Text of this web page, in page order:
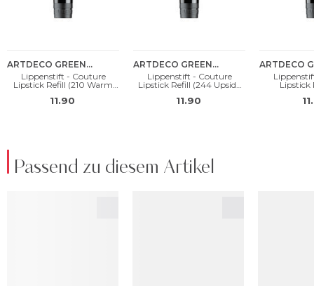
Passend zu diesem Artikel